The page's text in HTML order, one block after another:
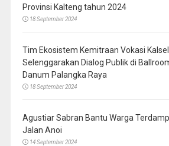
Provinsi Kalteng tahun 2024
18 September 2024
Tim Ekosistem Kemitraan Vokasi
Selenggarakan Dialog Publik di
Danum Palangka Raya
18 September 2024
Agustiar Sabran Bantu Warga
Jalan Anoi
14 September 2024